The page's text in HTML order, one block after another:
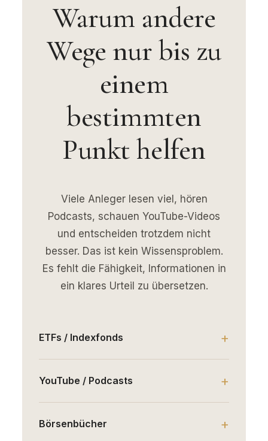
Warum andere
Wege nur bis zu
einem
bestimmten
Punkt helfen
Viele Anleger lesen viel, hören
Podcasts, schauen YouTube-Videos
und entscheiden trotzdem nicht
besser. Das ist kein Wissensproblem.
Es fehlt die Fähigkeit, Informationen in
ein klares Urteil zu übersetzen.
ETFs / Indexfonds
YouTube / Podcasts
Börsenbücher